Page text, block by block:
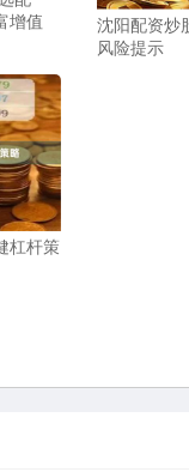
增值
沈阳配资炒
风险提示
杠杆策